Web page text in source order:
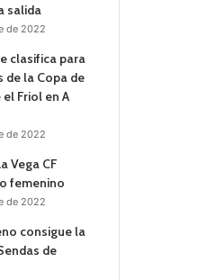
salida
de 2022
clasifica para
de la Copa de
Friol en A
de 2022
Vega CF
femenino
de 2022
consigue la
de